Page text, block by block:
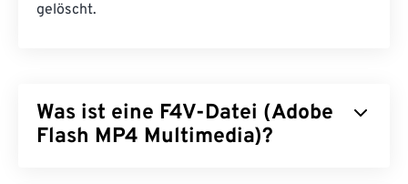
gelöscht.
Was ist eine F4V-Datei (Adobe
Flash MP4 Multimedia)?